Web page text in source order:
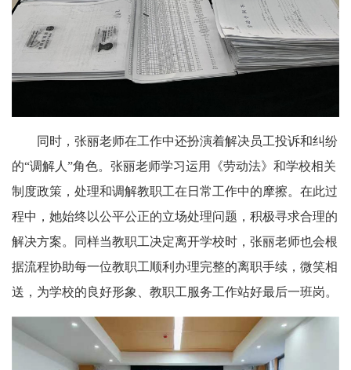
同时，张丽老师在工作中还扮演着解决员工投诉和纠纷
的“调解人”角色。张丽老师学习运用《劳动法》和学校相关
制度政策，处理和调解教职工在日常工作中的摩擦。在此过
程中，她始终以公平公正的立场处理问题，积极寻求合理的
解决方案。同样当教职工决定离开学校时，张丽老师也会根
据流程协助每一位教职工顺利办理完整的离职手续，微笑相
送，为学校的良好形象、教职工服务工作站好最后一班岗。